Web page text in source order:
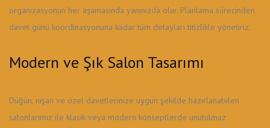
organizasyonun her aşamasında yanınızda olur. Planlama sürecinden
davet günü koordinasyonuna kadar tüm detayları titizlikle yönetiriz.
Modern ve Şık Salon Tasarımı
Düğün, nişan ve özel davetlerinize uygun şekilde hazırlanabilen
salonlarımız ile klasik veya modern konseptlerde unutulmaz